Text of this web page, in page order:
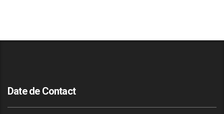
Date de Contact